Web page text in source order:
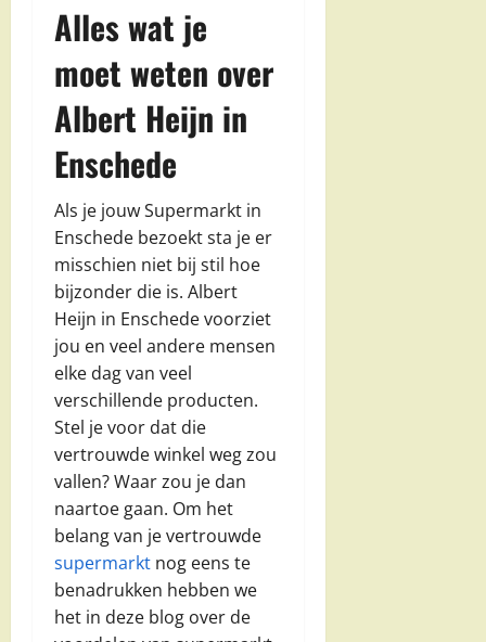
Alles wat je
moet weten over
Albert Heijn in
Enschede
Als je jouw Supermarkt in
Enschede bezoekt sta je er
misschien niet bij stil hoe
bijzonder die is. Albert
Heijn in Enschede voorziet
jou en veel andere mensen
elke dag van veel
verschillende producten.
Stel je voor dat die
vertrouwde winkel weg zou
vallen? Waar zou je dan
naartoe gaan. Om het
belang van je vertrouwde
supermarkt nog eens te
benadrukken hebben we
het in deze blog over de